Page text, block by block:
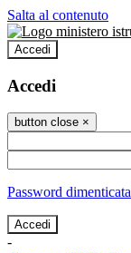
Salta al contenuto
Accedi
Accedi
button close ×
Password
-